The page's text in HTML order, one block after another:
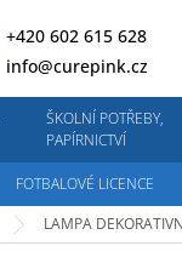
+420 602 615 628
info@curepink.cz
ŠKOLNÍ POTŘEBY,
PAPÍRNICTVÍ
FOTBALOVÉ LICENCE
LAMPA